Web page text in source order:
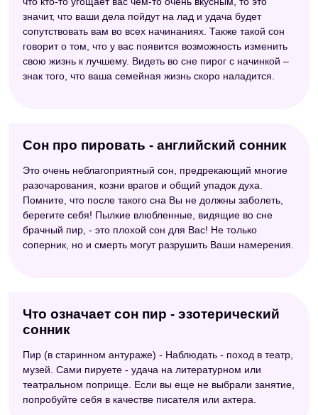
значит, что ваши дела пойдут на лад и удача будет
сопутствовать вам во всех начинаниях. Также такой сон
говорит о том, что у вас появится возможность изменить
свою жизнь к лучшему. Видеть во сне пирог с начинкой –
знак того, что ваша семейная жизнь скоро наладится.
Сон про пировать - английский сонник
Это очень неблагоприятный сон, предрекающий многие
разочарования, козни врагов и общий упадок духа.
Помните, что после такого сна Вы не должны заболеть,
берегите себя! Пылкие влюбленные, видящие во сне
брачный пир, - это плохой сон для Вас! Не только
соперник, но и смерть могут разрушить Ваши намерения.
Что означает сон пир - эзотерический
сонник
Пир (в старинном антураже) - Наблюдать - поход в театр,
музей. Сами пируете - удача на литературном или
театральном поприще. Если вы еще не выбрали занятие,
попробуйте себя в качестве писателя или актера.